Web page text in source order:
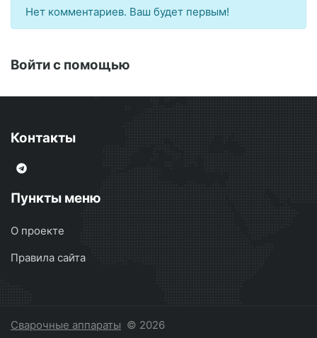
Нет комментариев. Ваш будет первым!
Войти с помощью
Контакты
Пункты меню
О проекте
Правила сайта
Сварочные аппараты © 2026